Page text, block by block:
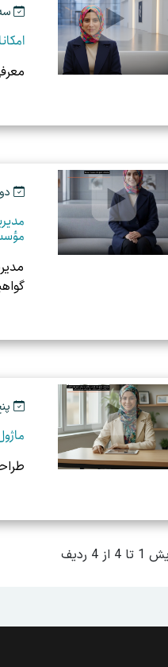
سه شنبه
دوشنبه
پنج
از 4 ردیف